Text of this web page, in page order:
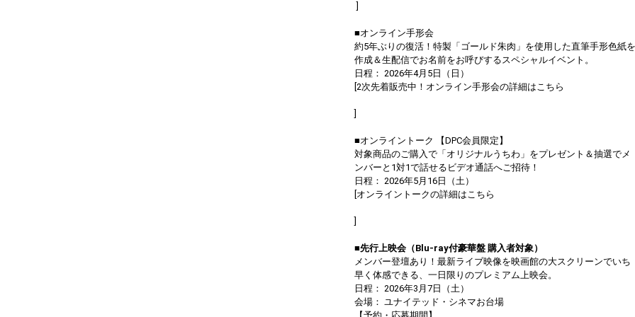
■オンライン手形会
約5年ぶりの復活！特製「ゴールド朱肉」を使用した直筆手形色紙を
作成＆生配信でお名前をお呼びするスペシャルイベント。
日程： 2026年4月5日（日）
[2次先着販売中！オンライン手形会の詳細はこちら
■オンライントーク 【DPC会員限定】
対象商品のご購入で「オリジナルうちわ」をプレゼント＆抽選でメ
ンバーと1対1で話せるビデオ通話へご招待！
日程： 2026年5月16日（土）
[オンライントークの詳細はこちら
■先行上映会（Blu-ray付豪華盤 購入者対象）
メンバー登壇あり！最新ライブ映像を映画館の大スクリーンでいち
早く体感できる、一日限りのプレミアム上映会。
日程： 2026年3月7日（土）
会場： ユナイテッド・シネマお台場